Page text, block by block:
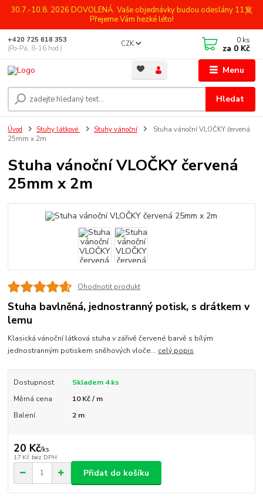
30.7.-10.8. 2026 DOVOLENÁ. Vaše objednávky budou odeslány 11.8.
Přejeme Vám hezké léto!
Menu
CZK
Hledat
+420 725 618 353
(Po-Pá, 8-16 hod.)
0 ks
za 0 Kč
Úvod Stuhy látkové Stuhy vánoční
Stuha vánoční VLOČKY červená
25mm x 2m
Stuha vánoční VLOČKY červená
25mm x 2m
Ohodnotit produkt
Stuha bavlněná, jednostranný potisk, s drátkem v
lemu
Klasická vánoční látková stuha v zářivě červené barvě s bílým
jednostranným potiskem sněhových vloče... celý popis
Dostupnost
Skladem 4 ks
Měrná cena
10 Kč / m
Balení
2 m
20 Kč/ks
17 Kč bez DPH
Přidat do košíku